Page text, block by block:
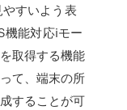
すいよう表
機能対応iモー
取得する機能
て、端末の所
することが可